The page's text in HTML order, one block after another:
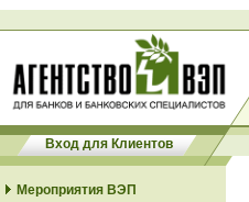
Вход для Клиентов
Мероприятия ВЭП